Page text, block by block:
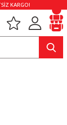
KARGO!